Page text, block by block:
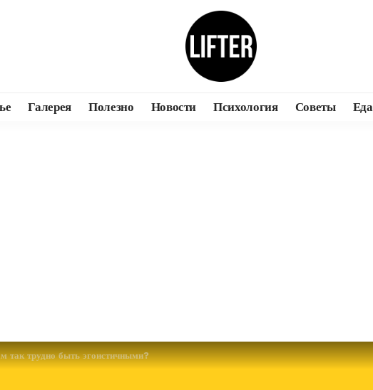
Галерея Полезно Новости Психология Советы Еда
так трудно быть эгоистичными?